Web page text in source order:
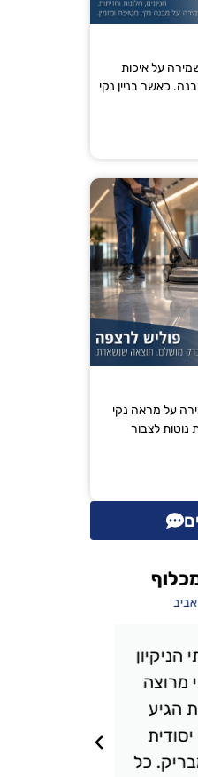
כבר מספר חודשים וכל
והבית מרגיש רענן ונקי.
על איכות
כאשר בניין נקי
על מראה נקי
לצבור
מרוצה
הגיע
כל